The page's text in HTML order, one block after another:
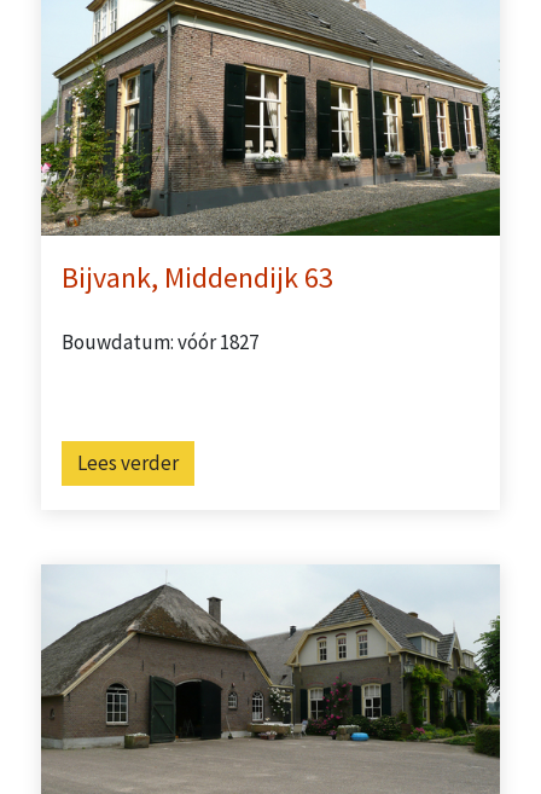
Bijvank, Middendijk 63
Bouwdatum: vóór 1827
Lees verder